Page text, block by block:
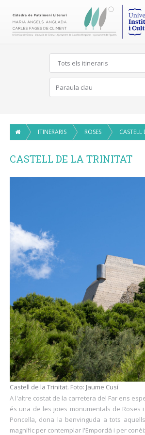
Tots els itineraris
ITINERARIS ROSES
CASTELL DE LA TRINITAT
Castell de la Trinitat. Foto: Jaume Cusí
A l'altre costat de la carretera del Far ens
és una de les joies monumentals de
Poncella, dona la benvinguda a tots
magnífic per contemplar l'Empordà i per